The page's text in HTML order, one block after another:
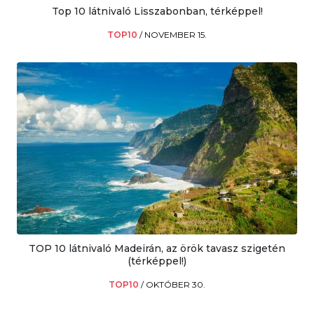
Top 10 látnivaló Lisszabonban, térképpel!
TOP10 / NOVEMBER 15.
TOP 10 látnivaló Madeirán, az örök tavasz szigetén
(térképpel!)
TOP10 / OKTÓBER 30.